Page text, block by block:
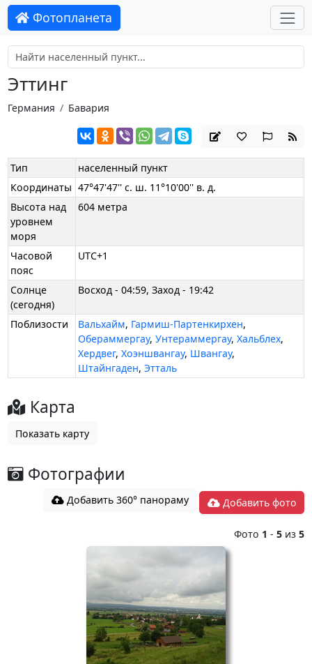
Фотопланета
Эттинг
Германия Бавария
Тип
населенный пункт
Координаты 47°47'47'' с. ш. 11°10'00'' в. д.
Высота над
уровнем
моря
604 метра
Часовой
пояс
UTC+1
Солнце
(сегодня)
Восход - 04:59, Заход - 19:42
Поблизости Вальхайм, Гармиш-Партенкирхен,
Обераммергау,Унтераммергау,Хальблех,
Хердвег,Хоэншвангау, Швангау,
Штайнгаден,Этталь
Карта
Показать карту
Фотографии
Добавить 360° панораму Добавить фото
Фото 1 -5 из5